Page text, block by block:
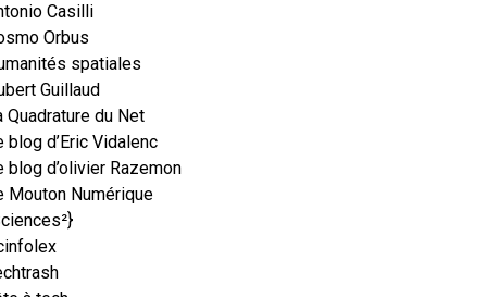
Casilli
Orbus
spatiales
Guillaud
Quadrature du Net
blog d’Eric Vidalenc
blog d’olivier Razemon
Mouton Numérique